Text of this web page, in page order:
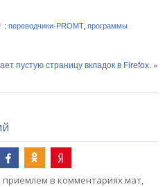
: переводчики-PROMT, программы
пустую страницу вкладок в Firefox. »
в комментариях мат,